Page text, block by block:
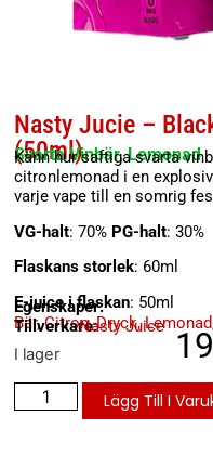
Nasty Jucie –
(50ml)
Svarta Vinbär, Lemonad
Känn hur saftiga svarta
citronlemonad i en
varje vape till en somrig
VG-halt: 70% PG-halt: 30%
Flaskans storlek: 60ml
E-juice i flaskan: 50ml
Egenskaper:
Bär,Citron,Dryck,Lemonad
Tillverkare:Nasty Juice
I lager
Lägg Till I